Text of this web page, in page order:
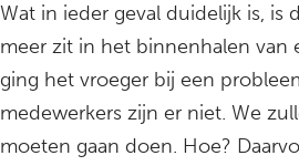
Wat in ieder geval duidelijk is, is
meer zit in het binnenhalen van
ging het vroeger bij een
medewerkers zijn er niet. We
moeten gaan doen. Hoe?